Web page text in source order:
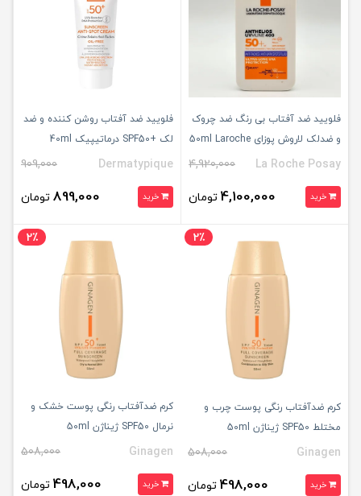
فلویید ضد آفتاب بی رنگ ضد چروک
و ضدلک لاروش پوزای 50ml Laroche
Posay
La Roche Posay
4,920,000
خرید 4,100,000 تومان
فلویید ضد آفتاب روشن کننده و ضد
لک +SPF50 درماتیپیک 40ml
Dermatypique
909,000
خرید 899,000 تومان
2٪
کرم ضدآفتاب رنگی پوست چرب و
مختلط SPF50 ژیناژن 50ml
Ginagen
508,000
خرید 498,000 تومان
2٪
کرم ضدآفتاب رنگی پوست خشک و
نرمال SPF50 ژیناژن 50ml
Ginagen
508,000
خرید 498,000 تومان